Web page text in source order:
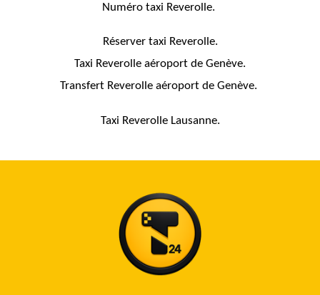
Numéro taxi Reverolle.
Réserver taxi Reverolle.
Taxi Reverolle aéroport de Genève.
Transfert Reverolle aéroport de Genève.
Taxi Reverolle Lausanne.